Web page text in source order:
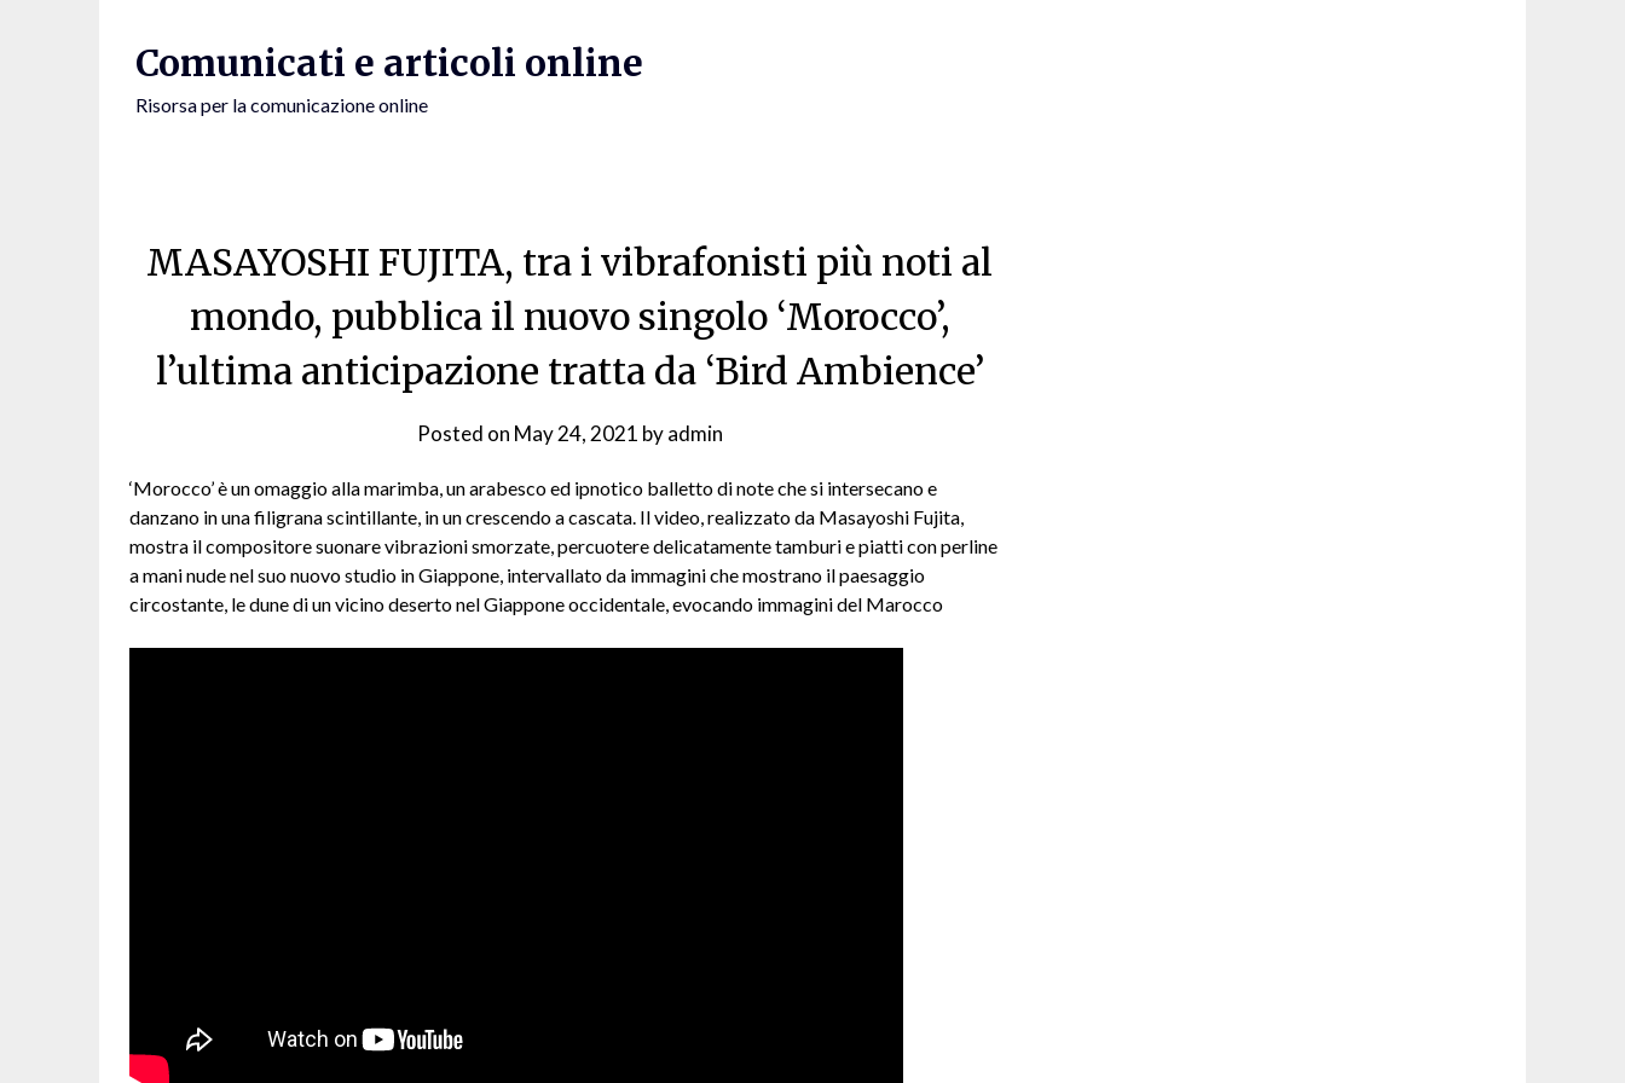
Comunicati e articoli online
Risorsa per la comunicazione online
MASAYOSHI FUJITA, tra i vibrafonisti più noti al
mondo, pubblica il nuovo singolo ‘Morocco’,
l’ultima anticipazione tratta da ‘Bird Ambience’
Posted on May 24, 2021 byadmin
‘Morocco’ è un omaggio alla marimba, un arabesco ed ipnotico balletto di note che si intersecano e
danzano in una filigrana scintillante, in un crescendo a cascata. Il video, realizzato da Masayoshi Fujita,
mostra il compositore suonare vibrazioni smorzate, percuotere delicatamente tamburi e piatti con perline
a mani nude nel suo nuovo studio in Giappone, intervallato da immagini che mostrano il paesaggio
circostante, le dune di un vicino deserto nel Giappone occidentale, evocando immagini del Marocco